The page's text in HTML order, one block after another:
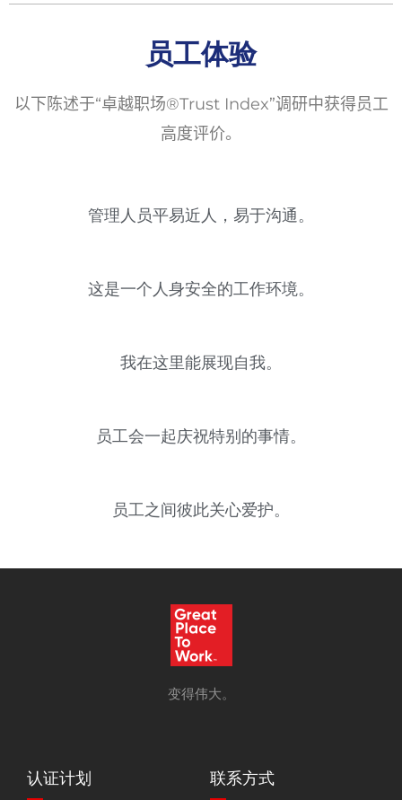
员工体验
以下陈述于“卓越职场®Trust Index”调研中获得员工
高度评价。
管理人员平易近人，易于沟通。
这是一个人身安全的工作环境。
我在这里能展现自我。
员工会一起庆祝特别的事情。
员工之间彼此关心爱护。
变得伟大。
认证计划 联系方式